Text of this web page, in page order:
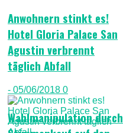
Anwohnern stinkt es!
Hotel Gloria Palace San
Agustin verbrennt
täglich Abfall
- 05/06/2018 0
Wahlmanipulation durch